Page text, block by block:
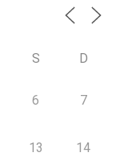
S D
6 7
13 14